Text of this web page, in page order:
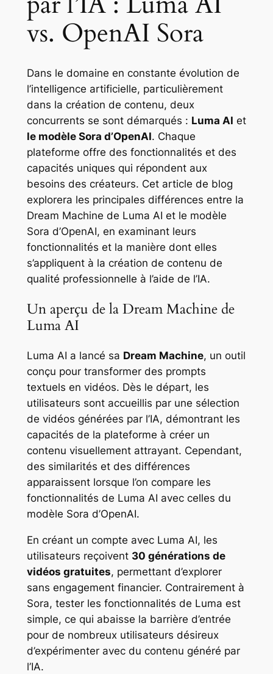
vs. OpenAI Sora
Dans le domaine en constante évolution de
l’intelligence artificielle, particulièrement
dans la création de contenu, deux
concurrents se sont démarqués : Luma AI et
le modèle Sora d’OpenAI. Chaque
plateforme offre des fonctionnalités et des
capacités uniques qui répondent aux
besoins des créateurs. Cet article de blog
explorera les principales différences entre la
Dream Machine de Luma AI et le modèle
Sora d’OpenAI, en examinant leurs
fonctionnalités et la manière dont elles
s’appliquent à la création de contenu de
qualité professionnelle à l’aide de l’IA.
Un aperçu de la Dream Machine de
Luma AI
Luma AI a lancé sa Dream Machine, un outil
conçu pour transformer des prompts
textuels en vidéos. Dès le départ, les
utilisateurs sont accueillis par une sélection
de vidéos générées par l’IA, démontrant les
capacités de la plateforme à créer un
contenu visuellement attrayant. Cependant,
des similarités et des différences
apparaissent lorsque l’on compare les
fonctionnalités de Luma AI avec celles du
modèle Sora d’OpenAI.
En créant un compte avec Luma AI, les
utilisateurs reçoivent 30 générations de
vidéos gratuites, permettant d’explorer
sans engagement financier. Contrairement à
Sora, tester les fonctionnalités de Luma est
simple, ce qui abaisse la barrière d’entrée
pour de nombreux utilisateurs désireux
d’expérimenter avec du contenu généré par
l’IA.